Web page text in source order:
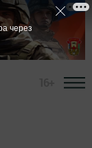
через